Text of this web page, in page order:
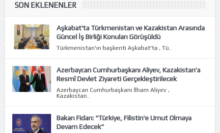
SON EKLENENLER
Aşkabat'ta Türkmenistan ve Kazakistan Arasında
Güncel İş Birliği Konuları Görüşüldü
Türkmenistan'ın başkenti Aşkabat'ta , Tü..
Azerbaycan Cumhurbaşkanı Aliyev, Kazakistan'a
Resmî Devlet Ziyareti Gerçekleştirilecek
Azerbaycan Cumhurbaşkanı İlham Aliyev ,
Kazakistan..
Bakan Fidan: “Türkiye, Filistin'e Umut Olmaya
Devam Edecek”